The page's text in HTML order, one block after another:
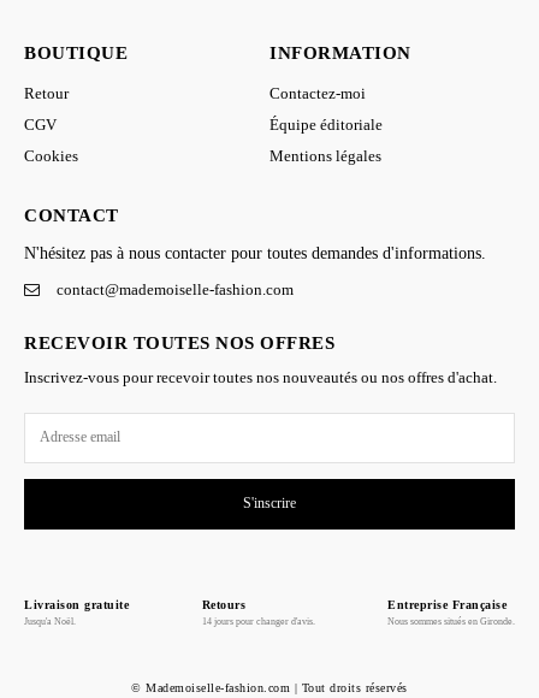
BOUTIQUE
Retour
CGV
Cookies
INFORMATION
Contactez-moi
Équipe éditoriale
Mentions légales
CONTACT
N'hésitez pas à nous contacter pour toutes demandes d'informations.
contact@mademoiselle-fashion.com
RECEVOIR TOUTES NOS OFFRES
Inscrivez-vous pour recevoir toutes nos nouveautés ou nos offres d'achat.
S'inscrire
Livraison gratuite
Jusqu'a Noël.
Retours
14 jours pour changer d'avis.
Entreprise Française
Nous sommes situés en Gironde.
© Mademoiselle-fashion.com | Tout droits réservés